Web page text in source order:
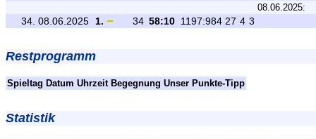
08.06.2025:
34. 08.06.2025 1. 34 58:10 1197:984 27 4 3
Restprogramm
Spieltag Datum Uhrzeit Begegnung Unser Punkte-Tipp
Statistik